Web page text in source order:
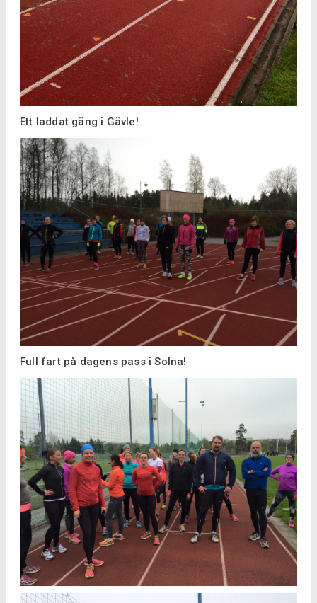
Ett laddat gäng i Gävle!
Full fart på dagens pass i Solna!